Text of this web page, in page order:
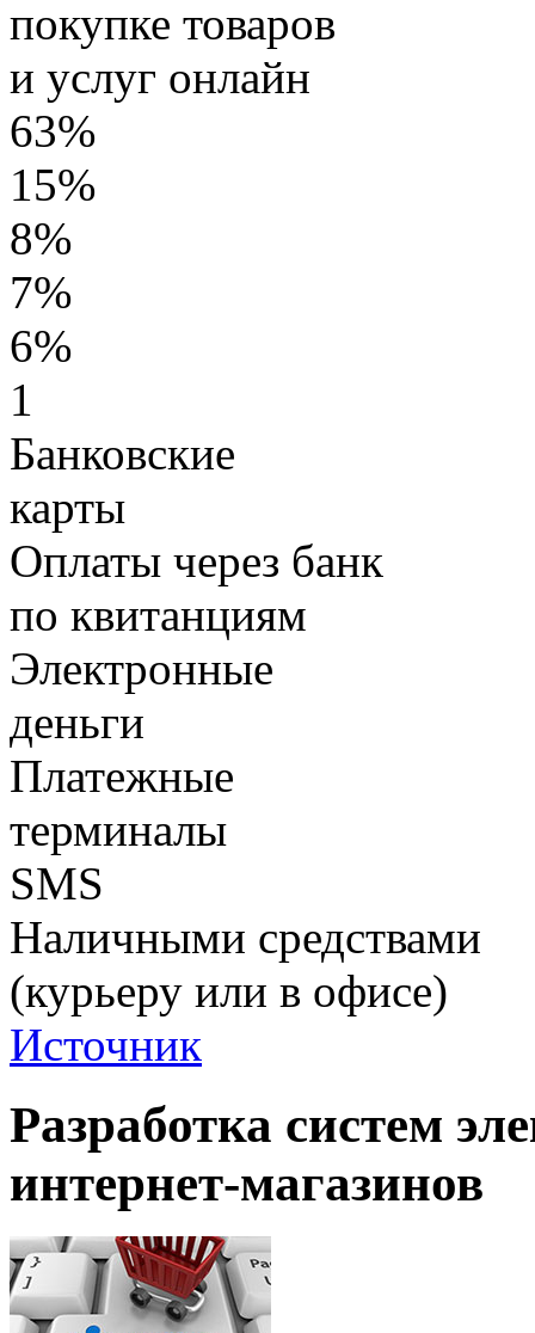
покупке товаров
и услуг онлайн
63%
15%
8%
7%
6%
1
Банковские
карты
Оплаты через банк
по квитанциям
Электронные
деньги
Платежные
терминалы
SMS
Наличными средствами
(курьеру или в офисе)
Источник
Разработка систем
интернет-магазинов